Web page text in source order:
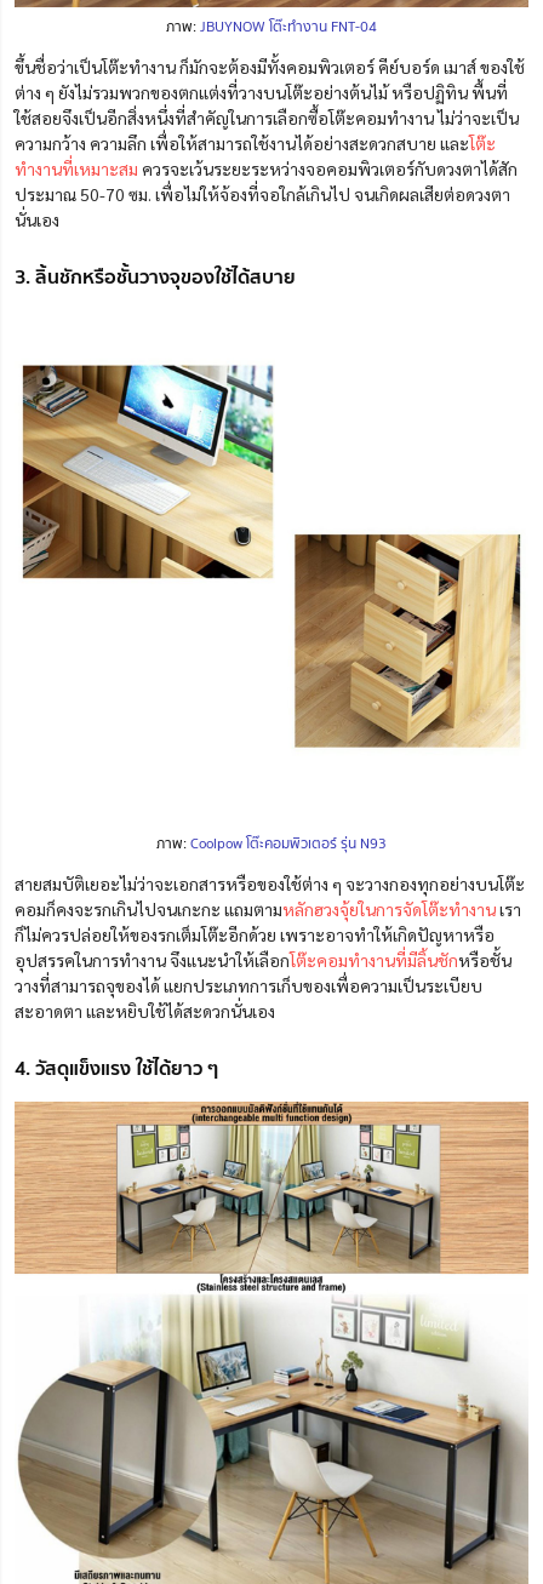
ภาพ:JBUYNOW โต๊ะทำงาน FNT-04
ขึ้นชื่อว่าเป็นโต๊ะทำงาน ก็มักจะต้องมีทั้งคอมพิวเตอร์ คีย์บอร์ด เมาส์ ของใช้
ต่าง ๆ ยังไม่รวมพวกของตกแต่งที่วางบนโต๊ะอย่างต้นไม้ หรือปฏิทิน พื้นที่
ใช้สอยจึงเป็นอีกสิ่งหนึ่งที่สำคัญในการเลือกซื้อโต๊ะคอมทำงาน ไม่ว่าจะเป็น
ความกว้าง ความลึก เพื่อให้สามารถใช้งานได้อย่างสะดวกสบาย และโต๊ะ
ทำงานที่เหมาะสม ควรจะเว้นระยะระหว่างจอคอมพิวเตอร์กับดวงตาได้สัก
ประมาณ 50-70 ซม. เพื่อไม่ให้จ้องที่จอใกล้เกินไป จนเกิดผลเสียต่อดวงตา
นั่นเอง
3. ลิ้นชักหรือชั้นวางจุของใช้ได้สบาย
ภาพ:Coolpow โต๊ะคอมพิวเตอร์ รุ่น N93
สายสมบัติเยอะไม่ว่าจะเอกสารหรือของใช้ต่าง ๆ จะวางกองทุกอย่างบนโต๊ะ
คอมก็คงจะรกเกินไปจนเกะกะ แถมตามหลักฮวงจุ้ยในการจัดโต๊ะทำงานเรา
ก็ไม่ควรปล่อยให้ของรกเต็มโต๊ะอีกด้วย เพราะอาจทำให้เกิดปัญหาหรือ
อุปสรรคในการทำงาน จึงแนะนำให้เลือกโต๊ะคอมทำงานที่มีลิ้นชักหรือชั้น
วางที่สามารถจุของได้ แยกประเภทการเก็บของเพื่อความเป็นระเบียบ
สะอาดตา และหยิบใช้ได้สะดวกนั่นเอง
4. วัสดุแข็งแรง ใช้ได้ยาว ๆ